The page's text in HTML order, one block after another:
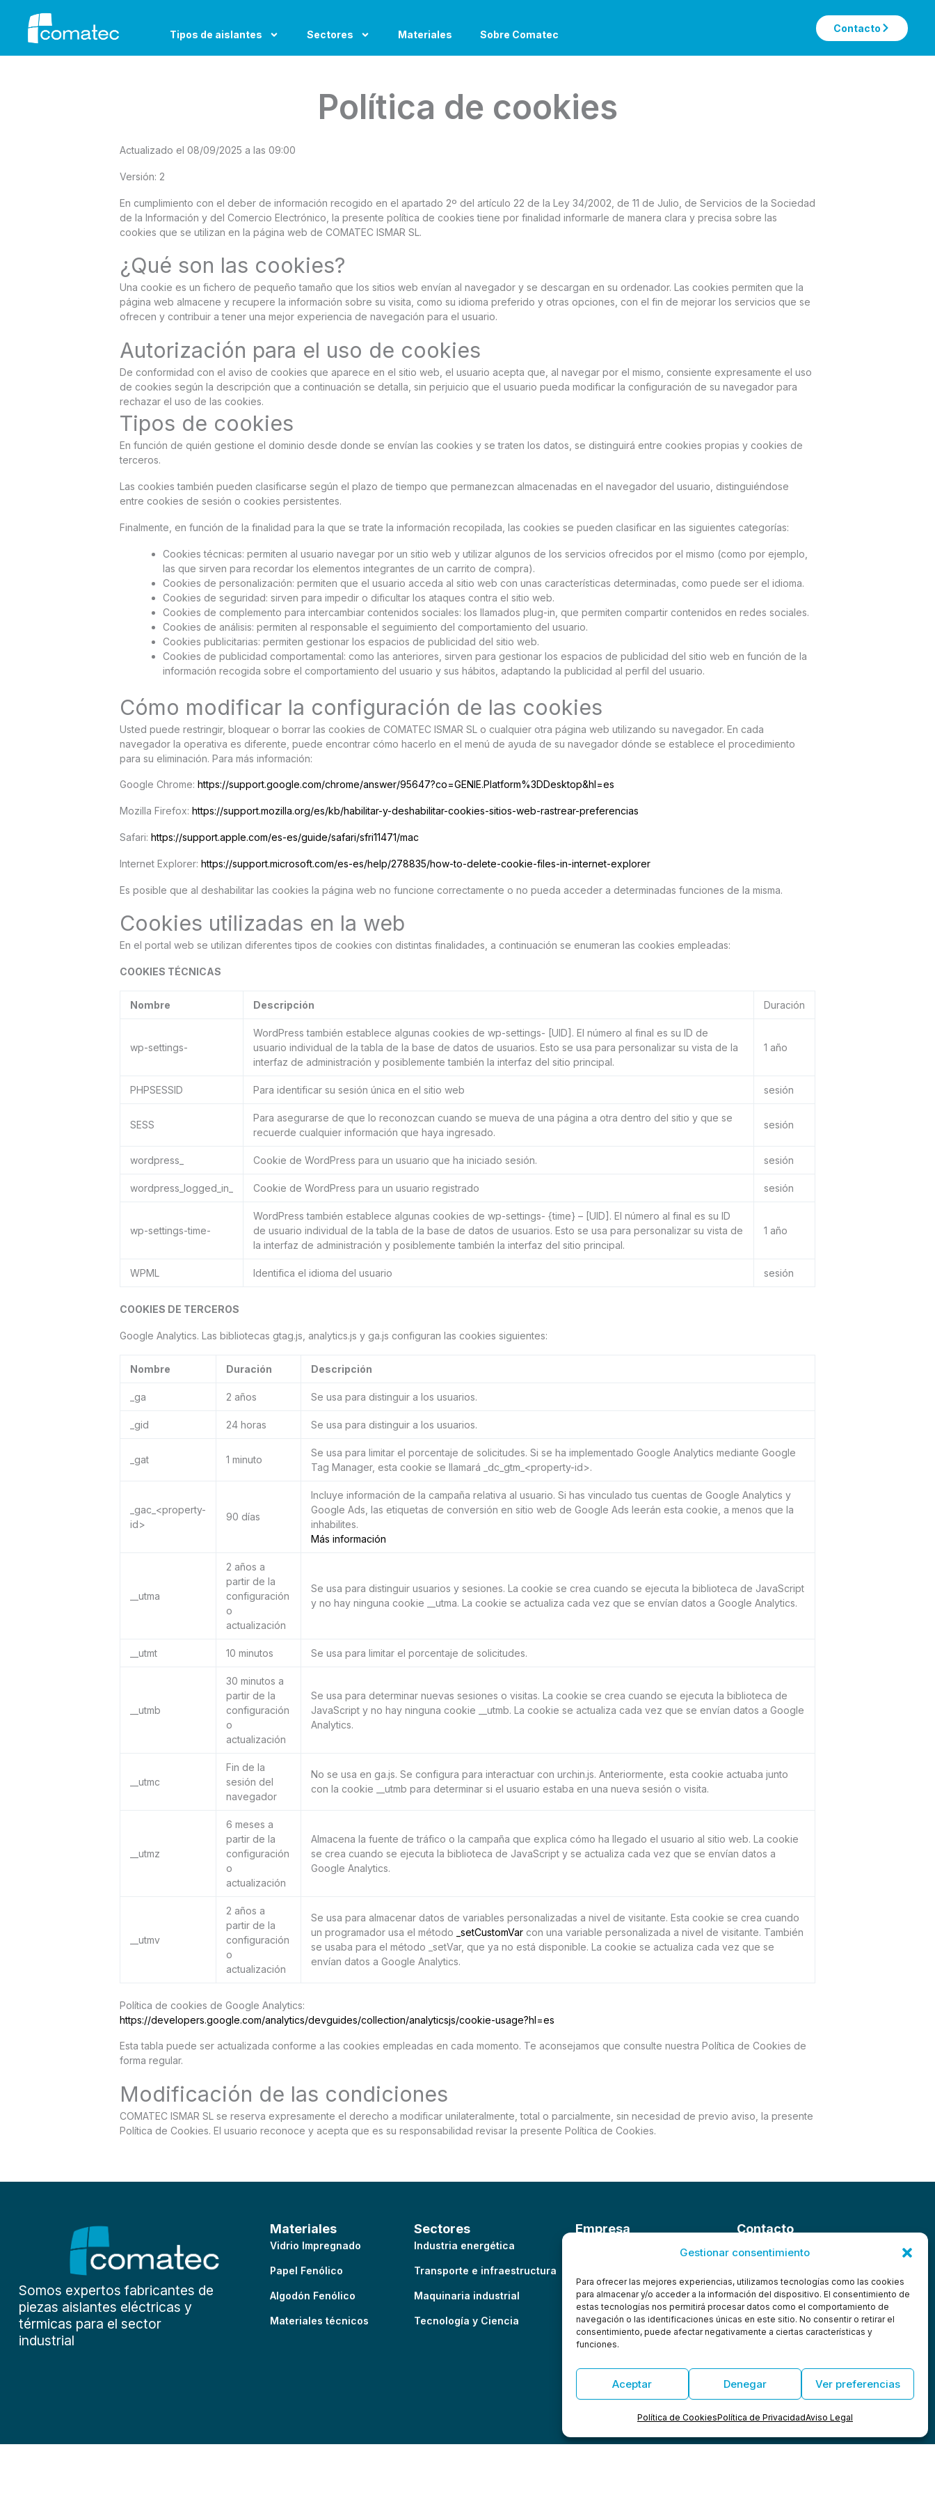
Gestionar consentimiento
Para ofrecer las mejores experiencias, utilizamos tecnologías como las cookies
para almacenar y/o acceder a la información del dispositivo. El consentimiento de
estas tecnologías nos permitirá procesar datos como el comportamiento de
navegación o las identificaciones únicas en este sitio. No consentir o retirar el
consentimiento, puede afectar negativamente a ciertas características y
funciones.
Aceptar Denegar Ver preferencias
Política de CookiesPolítica de PrivacidadAviso Legal
Tipos de aislantes Sectores Materiales Sobre Comatec
Contacto
Política de cookies
Actualizado el 08/09/2025 a las 09:00
Versión: 2
En cumplimiento con el deber de información recogido en el apartado 2º del artículo 22 de la Ley 34/2002, de 11 de Julio, de Servicios de la Sociedad
de la Información y del Comercio Electrónico, la presente política de cookies tiene por finalidad informarle de manera clara y precisa sobre las
cookies que se utilizan en la página web de COMATEC ISMAR SL.
¿Qué son las cookies?
Una cookie es un fichero de pequeño tamaño que los sitios web envían al navegador y se descargan en su ordenador. Las cookies permiten que la
página web almacene y recupere la información sobre su visita, como su idioma preferido y otras opciones, con el fin de mejorar los servicios que se
ofrecen y contribuir a tener una mejor experiencia de navegación para el usuario.
Autorización para el uso de cookies
De conformidad con el aviso de cookies que aparece en el sitio web, el usuario acepta que, al navegar por el mismo, consiente expresamente el uso
de cookies según la descripción que a continuación se detalla, sin perjuicio que el usuario pueda modificar la configuración de su navegador para
rechazar el uso de las cookies.
Tipos de cookies
En función de quién gestione el dominio desde donde se envían las cookies y se traten los datos, se distinguirá entre cookies propias y cookies de
terceros.
Las cookies también pueden clasificarse según el plazo de tiempo que permanezcan almacenadas en el navegador del usuario, distinguiéndose
entre cookies de sesión o cookies persistentes.
Finalmente, en función de la finalidad para la que se trate la información recopilada, las cookies se pueden clasificar en las siguientes categorías:
Cookies técnicas: permiten al usuario navegar por un sitio web y utilizar algunos de los servicios ofrecidos por el mismo (como por ejemplo,
las que sirven para recordar los elementos integrantes de un carrito de compra).
Cookies de personalización: permiten que el usuario acceda al sitio web con unas características determinadas, como puede ser el idioma.
Cookies de seguridad: sirven para impedir o dificultar los ataques contra el sitio web.
Cookies de complemento para intercambiar contenidos sociales: los llamados plug-in, que permiten compartir contenidos en redes sociales.
Cookies de análisis: permiten al responsable el seguimiento del comportamiento del usuario.
Cookies publicitarias: permiten gestionar los espacios de publicidad del sitio web.
Cookies de publicidad comportamental: como las anteriores, sirven para gestionar los espacios de publicidad del sitio web en función de la
información recogida sobre el comportamiento del usuario y sus hábitos, adaptando la publicidad al perfil del usuario.
Cómo modificar la configuración de las cookies
Usted puede restringir, bloquear o borrar las cookies de COMATEC ISMAR SL o cualquier otra página web utilizando su navegador. En cada
navegador la operativa es diferente, puede encontrar cómo hacerlo en el menú de ayuda de su navegador dónde se establece el procedimiento
para su eliminación. Para más información:
Google Chrome: https://support.google.com/chrome/answer/95647?co=GENIE.Platform%3DDesktop&hl=es
Mozilla Firefox: https://support.mozilla.org/es/kb/habilitar-y-deshabilitar-cookies-sitios-web-rastrear-preferencias
Safari: https://support.apple.com/es-es/guide/safari/sfri11471/mac
Internet Explorer: https://support.microsoft.com/es-es/help/278835/how-to-delete-cookie-files-in-internet-explorer
Es posible que al deshabilitar las cookies la página web no funcione correctamente o no pueda acceder a determinadas funciones de la misma.
Cookies utilizadas en la web
En el portal web se utilizan diferentes tipos de cookies con distintas finalidades, a continuación se enumeran las cookies empleadas:
COOKIES TÉCNICAS
Nombre Descripción Duración
wp-settings-
WordPress también establece algunas cookies de wp-settings- [UID]. El número al final es su ID de
usuario individual de la tabla de la base de datos de usuarios. Esto se usa para personalizar su vista de la
interfaz de administración y posiblemente también la interfaz del sitio principal.
1 año
PHPSESSID Para identificar su sesión única en el sitio web sesión
SESS
Para asegurarse de que lo reconozcan cuando se mueva de una página a otra dentro del sitio y que se
recuerde cualquier información que haya ingresado.
sesión
wordpress_ Cookie de WordPress para un usuario que ha iniciado sesión. sesión
wordpress_logged_in_ Cookie de WordPress para un usuario registrado sesión
wp-settings-time-
WordPress también establece algunas cookies de wp-settings- {time} – [UID]. El número al final es su ID
de usuario individual de la tabla de la base de datos de usuarios. Esto se usa para personalizar su vista de
la interfaz de administración y posiblemente también la interfaz del sitio principal.
1 año
WPML Identifica el idioma del usuario sesión
COOKIES DE TERCEROS
Google Analytics. Las bibliotecas gtag.js, analytics.js y ga.js configuran las cookies siguientes:
Nombre Duración Descripción
_ga 2 años Se usa para distinguir a los usuarios.
_gid 24 horas Se usa para distinguir a los usuarios.
_gat 1 minuto
Se usa para limitar el porcentaje de solicitudes. Si se ha implementado Google Analytics mediante Google
Tag Manager, esta cookie se llamará _dc_gtm_<property-id>.
_gac_<property-
id>
90 días
Incluye información de la campaña relativa al usuario. Si has vinculado tus cuentas de Google Analytics y
Google Ads, las etiquetas de conversión en sitio web de Google Ads leerán esta cookie, a menos que la
inhabilites.
Más información
__utma
2 años a
partir de la
configuración
o
actualización
Se usa para distinguir usuarios y sesiones. La cookie se crea cuando se ejecuta la biblioteca de JavaScript
y no hay ninguna cookie __utma. La cookie se actualiza cada vez que se envían datos a Google Analytics.
__utmt 10 minutos Se usa para limitar el porcentaje de solicitudes.
__utmb
30 minutos a
partir de la
configuración
o
actualización
Se usa para determinar nuevas sesiones o visitas. La cookie se crea cuando se ejecuta la biblioteca de
JavaScript y no hay ninguna cookie __utmb. La cookie se actualiza cada vez que se envían datos a Google
Analytics.
__utmc
Fin de la
sesión del
navegador
No se usa en ga.js. Se configura para interactuar con urchin.js. Anteriormente, esta cookie actuaba junto
con la cookie __utmb para determinar si el usuario estaba en una nueva sesión o visita.
__utmz
6 meses a
partir de la
configuración
o
actualización
Almacena la fuente de tráfico o la campaña que explica cómo ha llegado el usuario al sitio web. La cookie
se crea cuando se ejecuta la biblioteca de JavaScript y se actualiza cada vez que se envían datos a
Google Analytics.
__utmv
2 años a
partir de la
configuración
o
actualización
Se usa para almacenar datos de variables personalizadas a nivel de visitante. Esta cookie se crea cuando
un programador usa el método
_setCustomVar con una variable personalizada a nivel de visitante. También
se usaba para el método _setVar, que ya no está disponible. La cookie se actualiza cada vez que se
envían datos a Google Analytics.
Política de cookies de Google Analytics:
https://developers.google.com/analytics/devguides/collection/analyticsjs/cookie-usage?hl=es
Esta tabla puede ser actualizada conforme a las cookies empleadas en cada momento. Te aconsejamos que consulte nuestra Política de Cookies de
forma regular.
Modificación de las condiciones
COMATEC ISMAR SL se reserva expresamente el derecho a modificar unilateralmente, total o parcialmente, sin necesidad de previo aviso, la presente
Política de Cookies. El usuario reconoce y acepta que es su responsabilidad revisar la presente Política de Cookies.
Somos expertos fabricantes de
piezas aislantes eléctricas y
térmicas para el sector
industrial
Materiales
Vidrio Impregnado
Papel Fenólico
Algodón Fenólico
Materiales técnicos
Sectores
Industria energética
Transporte e infraestructura
Maquinaria industrial
Tecnología y Ciencia
Empresa
Política de Calidad
Contacto
93 772 86 30
info@comatec.es
Pasaje Castellví de Rosanes, 7
Pol. Ind. La Pedrosa
08783 Masquefa,
Barcelona, España